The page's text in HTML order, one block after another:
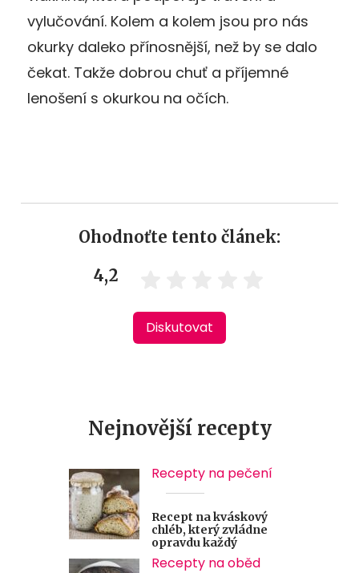
vylučování. Kolem a kolem jsou pro nás
okurky daleko přínosnější, než by se dalo
čekat. Takže dobrou chuť a příjemné
lenošení s okurkou na očích.
Ohodnoťte tento článek:
4,2
Diskutovat
Nejnovější recepty
Recepty na pečení
Recept na kváskový
chléb, který zvládne
opravdu každý
Recepty na oběd